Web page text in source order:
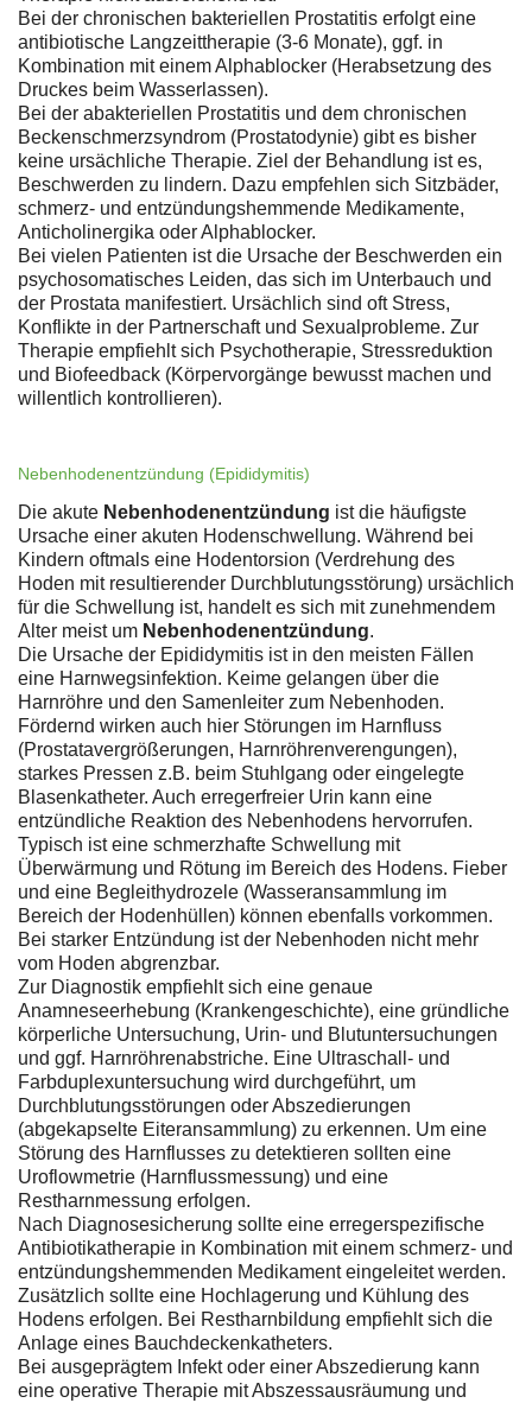
Bei der chronischen bakteriellen Prostatitis erfolgt eine
antibiotische Langzeittherapie (3-6 Monate), ggf. in
Kombination mit einem Alphablocker (Herabsetzung des
Druckes beim Wasserlassen).
Bei der abakteriellen Prostatitis und dem chronischen
Beckenschmerzsyndrom (Prostatodynie) gibt es bisher
keine ursächliche Therapie. Ziel der Behandlung ist es,
Beschwerden zu lindern. Dazu empfehlen sich Sitzbäder,
schmerz- und entzündungshemmende Medikamente,
Anticholinergika oder Alphablocker.
Bei vielen Patienten ist die Ursache der Beschwerden ein
psychosomatisches Leiden, das sich im Unterbauch und
der Prostata manifestiert. Ursächlich sind oft Stress,
Konflikte in der Partnerschaft und Sexualprobleme. Zur
Therapie empfiehlt sich Psychotherapie, Stressreduktion
und Biofeedback (Körpervorgänge bewusst machen und
willentlich kontrollieren).
Nebenhodenentzündung (Epididymitis)
Die akute Nebenhodenentzündung ist die häufigste
Ursache einer akuten Hodenschwellung. Während bei
Kindern oftmals eine Hodentorsion (Verdrehung des
Hoden mit resultierender Durchblutungsstörung) ursächlich
für die Schwellung ist, handelt es sich mit zunehmendem
Alter meist um Nebenhodenentzündung.
Die Ursache der Epididymitis ist in den meisten Fällen
eine Harnwegsinfektion. Keime gelangen über die
Harnröhre und den Samenleiter zum Nebenhoden.
Fördernd wirken auch hier Störungen im Harnfluss
(Prostatavergrößerungen, Harnröhrenverengungen),
starkes Pressen z.B. beim Stuhlgang oder eingelegte
Blasenkatheter. Auch erregerfreier Urin kann eine
entzündliche Reaktion des Nebenhodens hervorrufen.
Typisch ist eine schmerzhafte Schwellung mit
Überwärmung und Rötung im Bereich des Hodens. Fieber
und eine Begleithydrozele (Wasseransammlung im
Bereich der Hodenhüllen) können ebenfalls vorkommen.
Bei starker Entzündung ist der Nebenhoden nicht mehr
vom Hoden abgrenzbar.
Zur Diagnostik empfiehlt sich eine genaue
Anamneseerhebung (Krankengeschichte), eine gründliche
körperliche Untersuchung, Urin- und Blutuntersuchungen
und ggf. Harnröhrenabstriche. Eine Ultraschall- und
Farbduplexuntersuchung wird durchgeführt, um
Durchblutungsstörungen oder Abszedierungen
(abgekapselte Eiteransammlung) zu erkennen. Um eine
Störung des Harnflusses zu detektieren sollten eine
Uroflowmetrie (Harnflussmessung) und eine
Restharnmessung erfolgen.
Nach Diagnosesicherung sollte eine erregerspezifische
Antibiotikatherapie in Kombination mit einem schmerz- und
entzündungshemmenden Medikament eingeleitet werden.
Zusätzlich sollte eine Hochlagerung und Kühlung des
Hodens erfolgen. Bei Restharnbildung empfiehlt sich die
Anlage eines Bauchdeckenkatheters.
Bei ausgeprägtem Infekt oder einer Abszedierung kann
eine operative Therapie mit Abszessausräumung und